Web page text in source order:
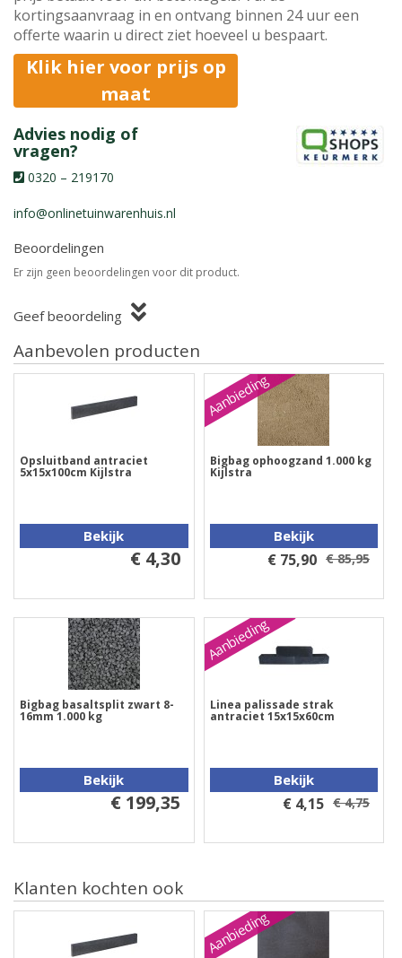
kortingsaanvraag in en ontvang binnen 24 uur een
offerte waarin u direct ziet hoeveel u bespaart.
Klik hier voor prijs op
maat
Advies nodig of
vragen?
0320 – 219170
info@onlinetuinwarenhuis.nl
Beoordelingen
Er zijn geen beoordelingen voor dit product.
Geef beoordeling
Aanbevolen producten
Opsluitband antraciet
5x15x100cm Kijlstra
Bekijk
€ 4,30
Aanbieding
Bigbag ophoogzand 1.000 kg
Kijlstra
Bekijk
€ 75,90 € 85,95
Bigbag basaltsplit zwart 8-
16mm 1.000 kg
Bekijk
€ 199,35
Aanbieding
Linea palissade strak
antraciet 15x15x60cm
Bekijk
€ 4,15 € 4,75
Klanten kochten ook
Aanbieding